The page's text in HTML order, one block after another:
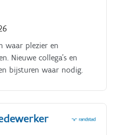
waar plezier en
Nieuwe collega's en
bijsturen waar nodig.